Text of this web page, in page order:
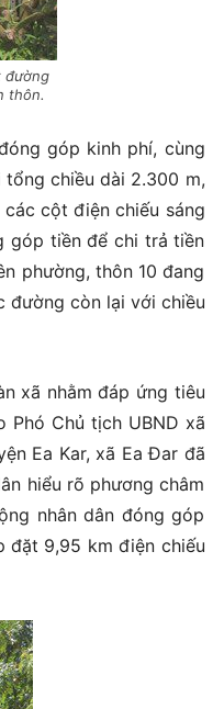
đường
thôn.
góp kinh phí, cùng
chiều dài 2.300 m,
cột điện chiếu sáng
góp tiền để chi trả tiền
phường, thôn 10 đang
đường còn lại với chiều
xã nhằm đáp ứng tiêu
Chủ tịch UBND xã
Ea Kar, xã Ea Đar đã
hiểu rõ phương châm
nhân dân đóng góp
đặt 9,95 km điện chiếu